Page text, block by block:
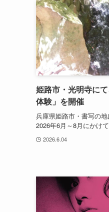
姫路市・光明寺に
体験」を開催
兵庫県姫路市・書写の地
2026年6月～8月にかけ
2026.6.04